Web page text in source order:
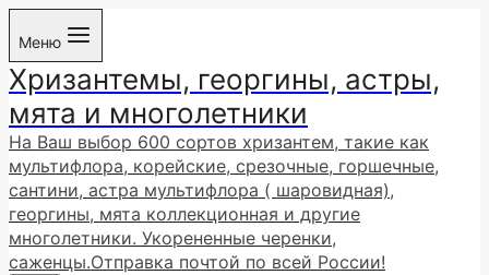
Перейти
содержимому
Меню
Хризантемы, георгины, астры,
мята и многолетники
На Ваш выбор 600 сортов хризантем, такие как
мультифлора, корейские, срезочные, горшечные,
сантини, астра мультифлора ( шаровидная),
георгины, мята коллекционная и другие
многолетники. Укорененные черенки,
саженцы.Отправка почтой по всей России!